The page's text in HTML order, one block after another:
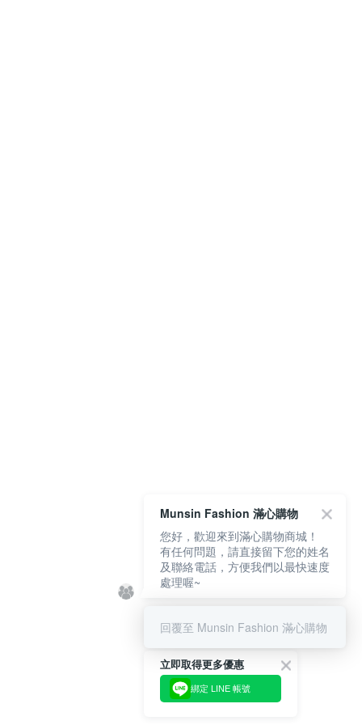
立即取得更多優惠
綁定 LINE 帳號
Munsin Fashion 滿心購物
您好，歡迎來到滿心購物商城！
有任何問題，請直接留下您的姓名
及聯絡電話，方便我們以最快速度
處理喔~
回覆至 Munsin Fashion 滿心購物